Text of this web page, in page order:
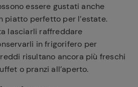
essere gustati anche
piatto perfetto per l’estate.
lasciarli raffreddare
in frigorifero per
risultano ancora più freschi
o pranzi all’aperto.